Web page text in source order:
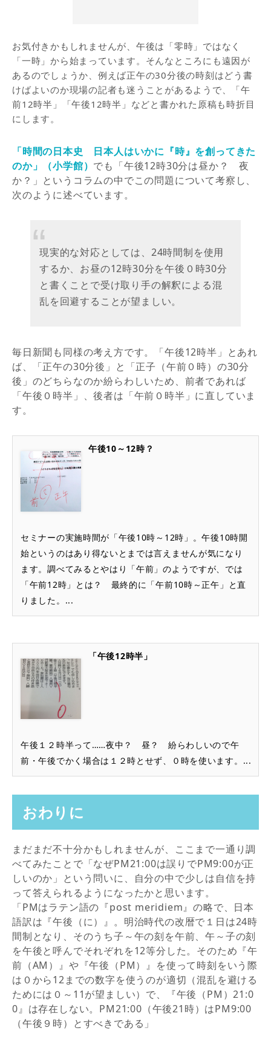
お気付きかもしれませんが、午後は「零時」ではなく
「一時」から始まっています。そんなところにも遠因が
あるのでしょうか、例えば正午の30分後の時刻はどう書
けばよいのか現場の記者も迷うことがあるようで、「午
前12時半」「午後12時半」などと書かれた原稿も時折目
にします。
「時間の日本史 日本人はいかに『時』を創ってきた
のか」（小学館） でも「午後12時30分は昼か？ 夜
か？」というコラムの中でこの問題について考察し、
次のように述べています。
現実的な対応としては、24時間制を使用
するか、お昼の12時30分を午後０時30分
と書くことで受け取り手の解釈による混
乱を回避することが望ましい。
毎日新聞も同様の考え方です。「午後12時半」とあれ
ば、「正午の30分後」と「正子（午前０時）の30分
後」のどちらなのか紛らわしいため、前者であれば
「午後０時半」、後者は「午前０時半」に直していま
す。
午後10～12時？
セミナーの実施時間が「午後10時～12時」。午後10時開
始というのはあり得ないとまでは言えませんが気になり
ます。調べてみるとやはり「午前」のようですが、では
「午前12時」とは？ 最終的に「午前10時～正午」と直
りました。...
「午後12時半」
午後１２時半って……夜中？ 昼？ 紛らわしいので午
前・午後でかく場合は１２時とせず、０時を使います。...
おわりに
まだまだ不十分かもしれませんが、ここまで一通り調
べてみたことで「なぜPM21:00は誤りでPM9:00が正
しいのか」という問いに、自分の中で少しは自信を持
って答えられるようになったかと思います。
「PMはラテン語の『post meridiem』の略で、日本
語訳は『午後（に）』。明治時代の改暦で１日は24時
間制となり、そのうち子～午の刻を午前、午～子の刻
を午後と呼んでそれぞれを12等分した。そのため『午
前（AM）』や『午後（PM）』を使って時刻をいう際
は０から12までの数字を使うのが適切（混乱を避ける
ためには０～11が望ましい）で、『午後（PM）21:0
0』は存在しない。PM21:00（午後21時）はPM9:00
（午後９時）とすべきである」